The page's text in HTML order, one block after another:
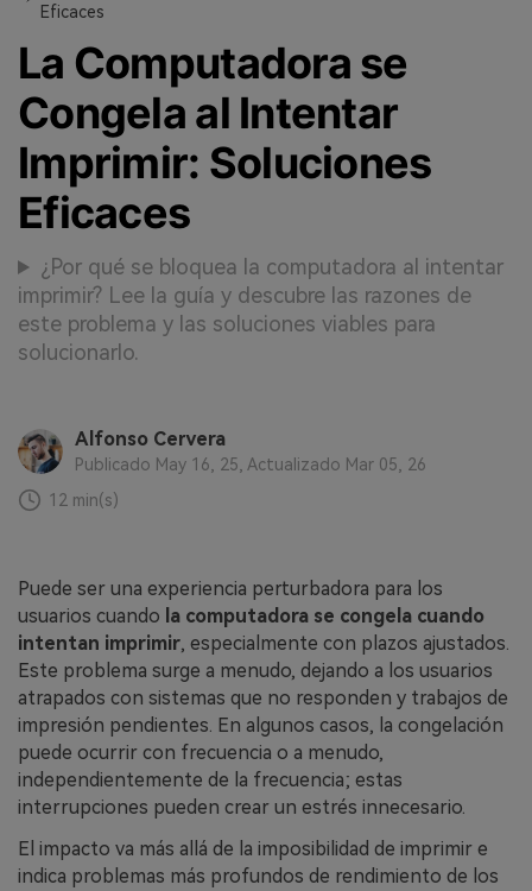
Eficaces
La Computadora se
Congela al Intentar
Imprimir: Soluciones
Eficaces
¿Por qué se bloquea la computadora al intentar
imprimir? Lee la guía y descubre las razones de
este problema y las soluciones viables para
solucionarlo.
Alfonso Cervera
Publicado May 16, 25, Actualizado Mar 05, 26
12 min(s)
Puede ser una experiencia perturbadora para los
usuarios cuando la computadora se congela cuando
intentan imprimir, especialmente con plazos ajustados.
Este problema surge a menudo, dejando a los usuarios
atrapados con sistemas que no responden y trabajos de
impresión pendientes. En algunos casos, la congelación
puede ocurrir con frecuencia o a menudo,
independientemente de la frecuencia; estas
interrupciones pueden crear un estrés innecesario.
El impacto va más allá de la imposibilidad de imprimir e
indica problemas más profundos de rendimiento de los